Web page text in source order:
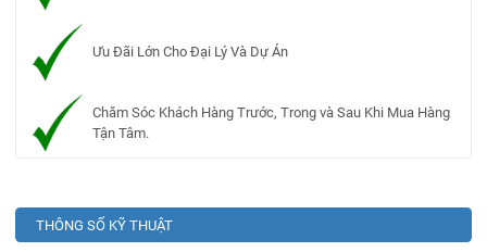
Ưu Đãi Lớn Cho Đại Lý Và Dự Án
Chăm Sóc Khách Hàng Trước, Trong và Sau Khi Mua Hàng
Tận Tâm.
THÔNG SỐ KỸ THUẬT